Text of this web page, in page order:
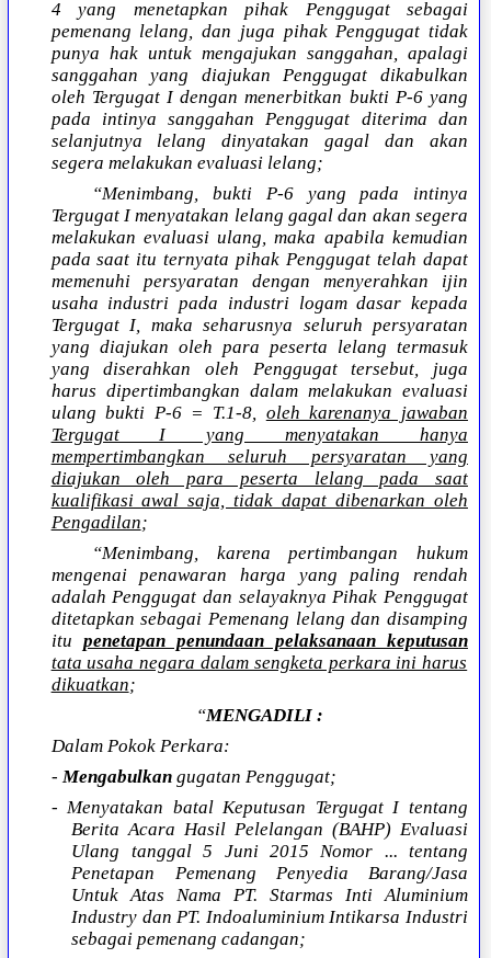
4 yang menetapkan pihak Penggugat sebagai
pemenang lelang, dan juga pihak Penggugat tidak
punya hak untuk mengajukan sanggahan, apalagi
sanggahan yang diajukan Penggugat dikabulkan
oleh Tergugat I dengan menerbitkan bukti P-6 yang
pada intinya sanggahan Penggugat diterima dan
selanjutnya lelang dinyatakan gagal dan akan
segera melakukan evaluasi lelang;
“Menimbang, bukti P-6 yang pada intinya
Tergugat I menyatakan lelang gagal dan akan segera
melakukan evaluasi ulang, maka apabila kemudian
pada saat itu ternyata pihak Penggugat telah dapat
memenuhi persyaratan dengan menyerahkan ijin
usaha industri pada industri logam dasar kepada
Tergugat I, maka seharusnya seluruh persyaratan
yang diajukan oleh para peserta lelang termasuk
yang diserahkan oleh Penggugat tersebut, juga
harus dipertimbangkan dalam melakukan evaluasi
ulang bukti P-6 = T.1-8, oleh karenanya jawaban
Tergugat I yang menyatakan hanya
mempertimbangkan seluruh persyaratan yang
diajukan oleh para peserta lelang pada saat
kualifikasi awal saja, tidak dapat dibenarkan oleh
Pengadilan;
“Menimbang, karena pertimbangan hukum
mengenai penawaran harga yang paling rendah
adalah Penggugat dan selayaknya Pihak Penggugat
ditetapkan sebagai Pemenang lelang dan disamping
itu penetapan penundaan pelaksanaan keputusan
tata usaha negara dalam sengketa perkara ini harus
dikuatkan;
“MENGADILI :
Dalam Pokok Perkara:
-Mengabulkangugatan Penggugat;
- Menyatakan batal Keputusan Tergugat I tentang
Berita Acara Hasil Pelelangan (BAHP) Evaluasi
Ulang tanggal 5 Juni 2015 Nomor ... tentang
Penetapan Pemenang Penyedia Barang/Jasa
Untuk Atas Nama PT. Starmas Inti Aluminium
Industry dan PT. Indoaluminium Intikarsa Industri
sebagai pemenang cadangan;